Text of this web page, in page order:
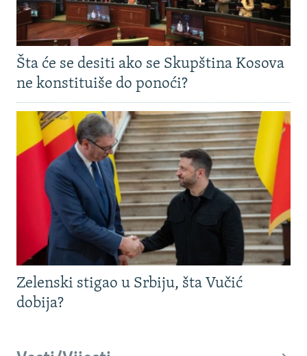
Šta će se desiti ako se Skupština Kosova
ne konstituiše do ponoći?
Zelenski stigao u Srbiju, šta Vučić
dobija?